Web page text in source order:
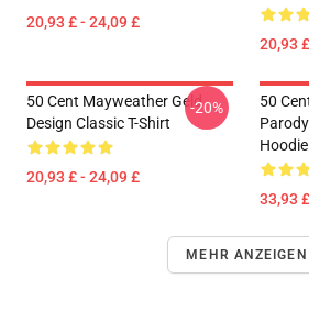
20,93 £ - 24,09 £
20,93
50 Cent Mayweather Geld
Design Classic T-Shirt
20,93 £ - 24,09 £
-20%
50
Hoodie
33,93
MEHR ANZEIGEN